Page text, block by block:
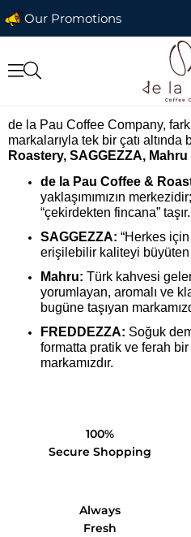
Our Promotions
de la Pau Coffee Company,
markalarıyla tek bir çatı altında
Roastery, SAGGEZZA,
de la Pau Coffee &
yaklaşımımızın
“çekirdekten fincana” taşır.
SAGGEZZA: “Herkes
erişilebilir kaliteyi büyüten
Mahru: Türk kahvesi
yorumlayan, aromalı ve
bugüne taşıyan
FREDDEZZA: Soğuk
formatta pratik ve ferah
markamızdır.
100%
Secure Shopping
Always
Fresh